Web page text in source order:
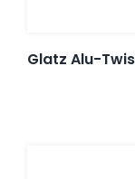
Glatz Alu-